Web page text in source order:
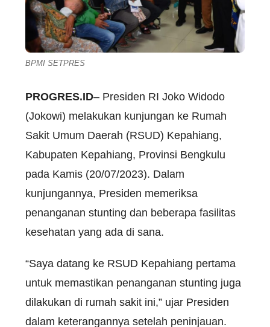
BPMI SETPRES
PROGRES.ID– Presiden RI Joko Widodo
(Jokowi) melakukan kunjungan ke Rumah
Sakit Umum Daerah (RSUD) Kepahiang,
Kabupaten Kepahiang, Provinsi Bengkulu
pada Kamis (20/07/2023). Dalam
kunjungannya, Presiden memeriksa
penanganan stunting dan beberapa fasilitas
kesehatan yang ada di sana.
“Saya datang ke RSUD Kepahiang pertama
untuk memastikan penanganan stunting juga
dilakukan di rumah sakit ini,” ujar Presiden
dalam keterangannya setelah peninjauan.